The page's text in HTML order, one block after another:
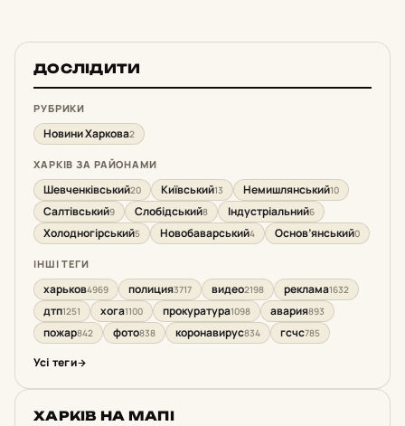
ДОСЛІДИТИ
РУБРИКИ
Новини Харкова2
ХАРКІВ ЗА РАЙОНАМИ
Шевченківський20 Київський13 Немишлянський10
Салтівський9 Слобідський8 Індустріальний6
Холодногірський5 Новобаварський4 Основ’янський0
ІНШІ ТЕГИ
харьков4969 полиция3717 видео2198 реклама1632
дтп1251 хога1100 прокуратура1098 авария893
пожар842 фото838 коронавирус834 гсчс785
Усі теги
ХАРКІВ НА МАПІ